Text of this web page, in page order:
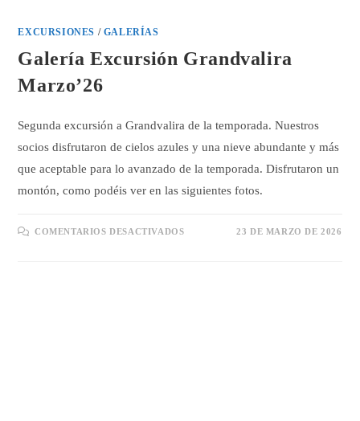
EXCURSIONES / GALERÍAS
Galería Excursión Grandvalira
Marzo’26
Segunda excursión a Grandvalira de la temporada. Nuestros
socios disfrutaron de cielos azules y una nieve abundante y más
que aceptable para lo avanzado de la temporada. Disfrutaron un
montón, como podéis ver en las siguientes fotos.
COMENTARIOS DESACTIVADOSEN
23 DE MARZO DE 2026